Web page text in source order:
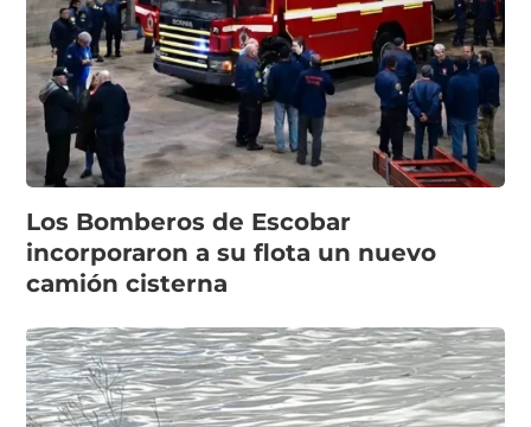
Los Bomberos de Escobar
incorporaron a su flota un nuevo
camión cisterna